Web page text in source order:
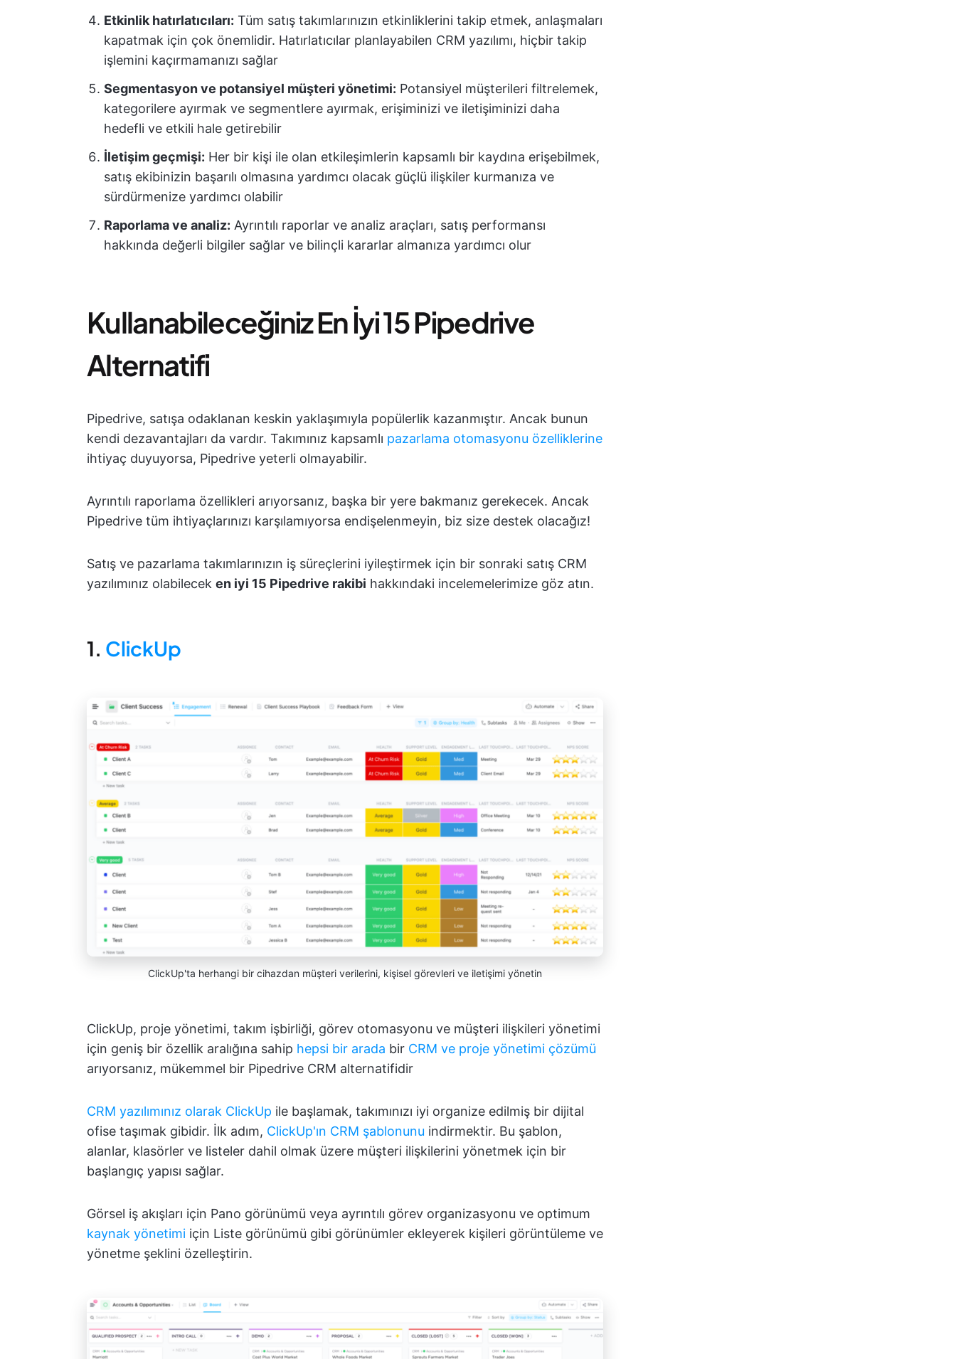
Etkinlik hatırlatıcıları: Tüm satış takımlarınızın etkinliklerini takip etmek, anlaşmaları
kapatmak için çok önemlidir. Hatırlatıcılar planlayabilen CRM yazılımı, hiçbir takip
işlemini kaçırmamanızı sağlar
Segmentasyon ve potansiyel müşteri yönetimi: Potansiyel müşterileri filtrelemek,
kategorilere ayırmak ve segmentlere ayırmak, erişiminizi ve iletişiminizi daha
hedefli ve etkili hale getirebilir
İletişim geçmişi: Her bir kişi ile olan etkileşimlerin kapsamlı bir kaydına erişebilmek,
satış ekibinizin başarılı olmasına yardımcı olacak güçlü ilişkiler kurmanıza ve
sürdürmenize yardımcı olabilir
Raporlama ve analiz: Ayrıntılı raporlar ve analiz araçları, satış performansı
hakkında değerli bilgiler sağlar ve bilinçli kararlar almanıza yardımcı olur
Kullanabileceğiniz En İyi 15 Pipedrive
Alternatifi
Pipedrive, satışa odaklanan keskin yaklaşımıyla popülerlik kazanmıştır. Ancak bunun
kendi dezavantajları da vardır. Takımınız kapsamlı pazarlama otomasyonu özelliklerine
ihtiyaç duyuyorsa, Pipedrive yeterli olmayabilir.
Ayrıntılı raporlama özellikleri arıyorsanız, başka bir yere bakmanız gerekecek. Ancak
Pipedrive tüm ihtiyaçlarınızı karşılamıyorsa endişelenmeyin, biz size destek olacağız!
Satış ve pazarlama takımlarınızın iş süreçlerini iyileştirmek için bir sonraki satış CRM
yazılımınız olabilecek en iyi 15 Pipedrive rakibi hakkındaki incelemelerimize göz atın.
1. ClickUp
ClickUp'ta herhangi bir cihazdan müşteri verilerini, kişisel görevleri ve iletişimi yönetin
ClickUp, proje yönetimi, takım işbirliği, görev otomasyonu ve müşteri ilişkileri yönetimi
için geniş bir özellik aralığına sahip hepsi bir arada bir CRM ve proje yönetimi çözümü
arıyorsanız, mükemmel bir Pipedrive CRM alternatifidir
CRM yazılımınız olarak ClickUp ile başlamak, takımınızı iyi organize edilmiş bir dijital
ofise taşımak gibidir. İlk adım, ClickUp'ın CRM şablonunu indirmektir. Bu şablon,
alanlar, klasörler ve listeler dahil olmak üzere müşteri ilişkilerini yönetmek için bir
başlangıç yapısı sağlar.
Görsel iş akışları için Pano görünümü veya ayrıntılı görev organizasyonu ve optimum
kaynak yönetimi için Liste görünümü gibi görünümler ekleyerek kişileri görüntüleme ve
yönetme şeklini özelleştirin.